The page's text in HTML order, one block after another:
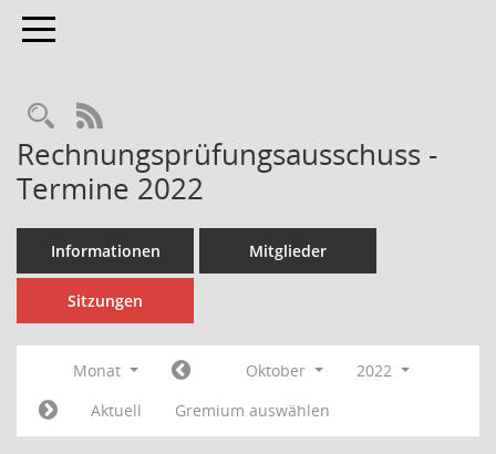
Toggle navigation
Rechercheauswahl
RSS-Feed
Rechnungsprüfungsausschuss -
Termine 2022
Informationen Mitglieder
Sitzungen
Monat Oktober
2022
Aktuell
Gremium auswählen